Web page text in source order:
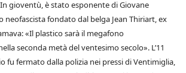
gioventù, è stato esponente di Giovane
neofascista fondato dal belga Jean Thiriart, ex
«Il plastico sarà il megafono
seconda metà del ventesimo secolo». L’11
fu fermato dalla polizia nei pressi di Ventimiglia,